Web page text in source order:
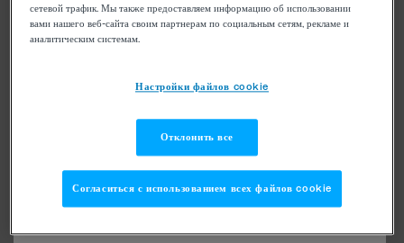
сетевой трафик. Мы также предоставляем информацию об использовании
вами нашего веб-сайта своим партнерам по социальным сетям, рекламе и
аналитическим системам.
Настройки файлов cookie
Отклонить все
Согласиться с использованием всех файлов cookie